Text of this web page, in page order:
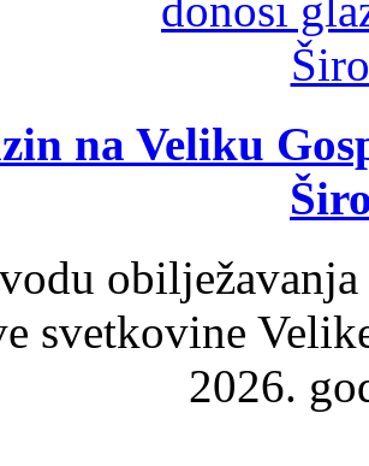
na Veliku
svetkovine
2026.